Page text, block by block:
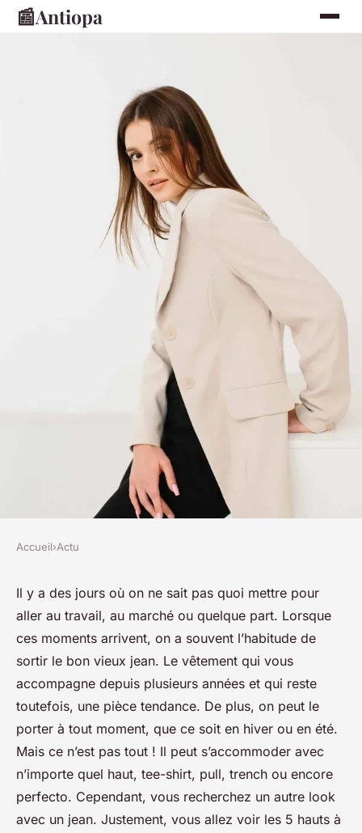
📰Antiopa
5 hauts à porter avec un jean
Y2K pour être stylé
josèphe• 30 novembre 2023• 2 min de lecture
Accueil›Actu
Il y a des jours où on ne sait pas quoi mettre pour
aller au travail, au marché ou quelque part. Lorsque
ces moments arrivent, on a souvent l’habitude de
sortir le bon vieux jean. Le vêtement qui vous
accompagne depuis plusieurs années et qui reste
toutefois, une pièce tendance. De plus, on peut le
porter à tout moment, que ce soit en hiver ou en été.
Mais ce n’est pas tout ! Il peut s’accommoder avec
n’importe quel haut, tee-shirt, pull, trench ou encore
perfecto. Cependant, vous recherchez un autre look
avec un jean. Justement, vous allez voir les 5 hauts à